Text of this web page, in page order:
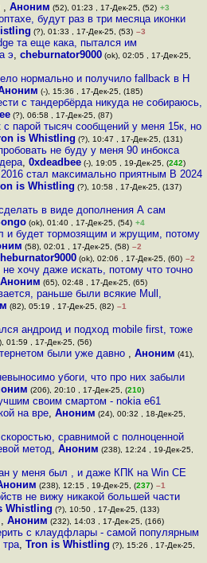
,Аноним (52), 01:23 , 17-Дек-25, (52) +3
будут раз в три месяца иконки
(?), 01:33 , 17-Дек-25, (53) –3
та еще кака, пытался им
э, cheburnator9000(ok), 02:05 , 17-Дек-25,
нормально и получило fallback в H
(-), 15:36 , 17-Дек-25, (185)
с тандербёрда никуда не собираюсь,
(?), 06:58 , 17-Дек-25, (87)
парой тысяч сообщений у меня 15к, но
is Whistling (?), 10:47 , 17-Дек-25, (131)
не буду у меня 90 инбокса
,0xdeadbee (-), 19:05 , 19-Дек-25, (242)
стал максимально приятным В 2024
is Whistling (?), 10:58 , 17-Дек-25, (137)
в виде дополнения А сам
(ok), 01:40 , 17-Дек-25, (54) +4
и будет тормозящим и жрущим, потому
(58), 02:01 , 17-Дек-25, (58) –2
(ok), 02:06 , 17-Дек-25, (60) –2
хочу даже искать, потому что точно
Аноним (65), 02:48 , 17-Дек-25, (65)
раньше были всякие Mull,
(82), 05:19 , 17-Дек-25, (82) –1
андроид и подход mobile first, тоже
01:59 , 17-Дек-25, (56)
были уже давно , Аноним (41),
убоги, что про них забыли
(206), 20:10 , 17-Дек-25, (210)
своим смартом - nokia e61
на вре,Аноним (24), 00:32 , 18-Дек-25,
сравнимой с полноценной
метод, Аноним (238), 12:24 , 19-Дек-25,
у меня был , и даже КПК на Win CE
(238), 12:15 , 19-Дек-25, (237) –1
не вижу никакой большей части
Whistling (?), 10:50 , 17-Дек-25, (133)
, Аноним (232), 14:03 , 17-Дек-25, (166)
с клаудфлары - самой популярным
тра,Tron is Whistling (?), 15:26 , 17-Дек-25,